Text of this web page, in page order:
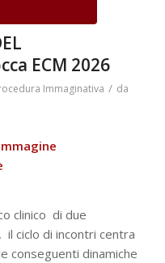
ECM 2026
Immaginativa / da
clinico di due
il ciclo di incontri centra
conseguenti dinamiche